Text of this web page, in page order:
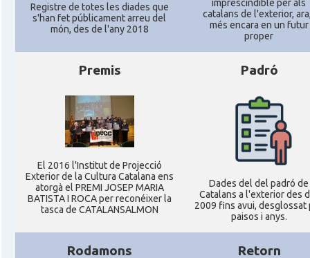
Delegació del Govern als Estats Units i
Canadà (New York)
Delegació
Canadà (Washington)
Consolat Consolat general a Boston
Consolat Consolat general a Chicago
Consolat general a Houston
Registre de totes les diades que
s'han fet públicament arreu del
món, des de l'any 2018
imprescindible per als
catalans de l'exterior,
més encara en un futur
proper
Premis
El 2016 l'Institut de Projecció
Exterior de la Cultura Catalana ens
atorgà el PREMI JOSEP MARIA
BATISTA I ROCA per reconéixer la
tasca de CATALANSALMON
Padró
Dades del del padró de
Catalans a l'exterior des
2009 fins avui, desglossat
paisos i anys.
Rodamons Retorn